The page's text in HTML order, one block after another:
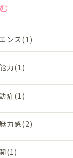
ンス(1)
力(1)
症(1)
力感(2)
(1)